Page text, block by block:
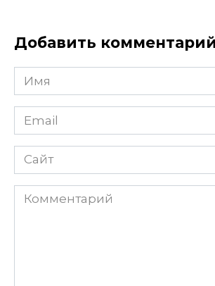
Добавить комментарий
Имя
Email
Сайт
Комментарий